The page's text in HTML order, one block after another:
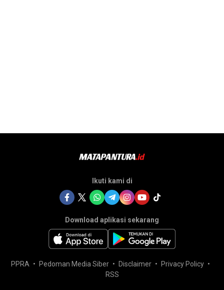
Ikuti kami di
Download aplikasi sekarang
PPRA Pedoman Media Siber Disclaimer
Privacy Policy
RSS